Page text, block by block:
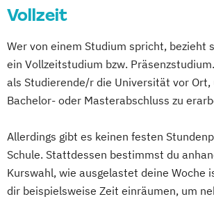
Vollzeit
Wer von einem Studium spricht, bezieht
ein Vollzeitstudium bzw.
als Studierende/r die Universität vor Ort,
Bachelor- oder Masterabschluss zu
Allerdings gibt es keinen festen
Schule. Stattdessen bestimmst du
Kurswahl, wie ausgelastet deine Woche
dir beispielsweise Zeit einräumen, um